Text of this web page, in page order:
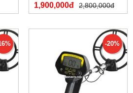
1,900,000đ 2,800,000đ
-20%